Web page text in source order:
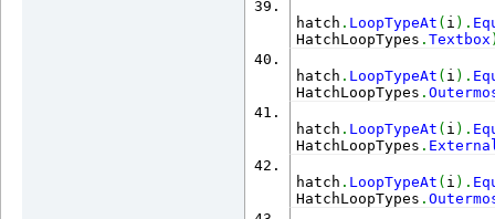
tr.GetObject(objectId,
as Curve;
модель и в список
curve . Clone() as Curve
tr .
as NurbCurve2d;
Line())
Point3d (
Point3d(plane, line2d.
hatch . LoopTypeAt ( i ) .
HatchLoopTypes .Textbox
hatch . LoopTypeAt ( i ) .
HatchLoopTypes .
hatch . LoopTypeAt ( i ) .
HatchLoopTypes .
hatch . LoopTypeAt ( i ) .
HatchLoopTypes .